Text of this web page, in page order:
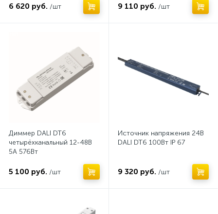
6 620 руб. /шт 9 110 руб. /шт
Диммер DALI DT6
четырёхканальный 12-48В
5A 576Вт
5 100 руб. /шт
Источник напряжения 24В
DALI DT6 100Вт IP 67
9 320 руб. /шт